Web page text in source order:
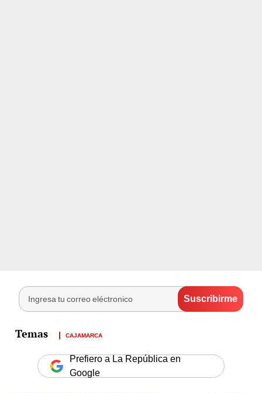
CAJAMARCA
Prefiero a La República en
Google